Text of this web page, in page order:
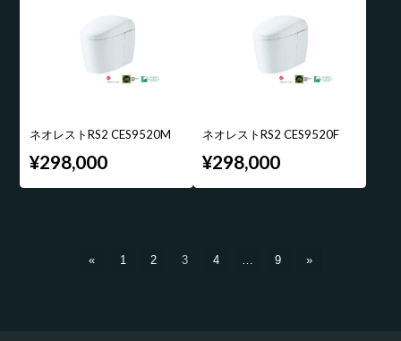
ネオレストRS2 CES9520M
¥298,000
ネオレストRS2 CES9520F
¥298,000
« 1 2 3 4 9 »